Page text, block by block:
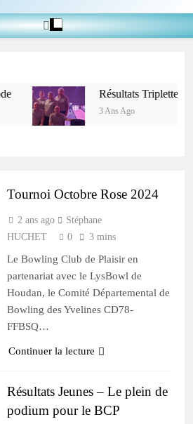
Résultats Triplette
3 Ans Ago
Tournoi Octobre Rose 2024
2 ans ago
Stéphane
HUCHET
0 3 mins
Le Bowling Club de Plaisir en
partenariat avec le LysBowl de
Houdan, le Comité Départemental de
Bowling des Yvelines CD78-
FFBSQ…
Continuer la lecture
Résultats Jeunes – Le plein de
podium pour le BCP